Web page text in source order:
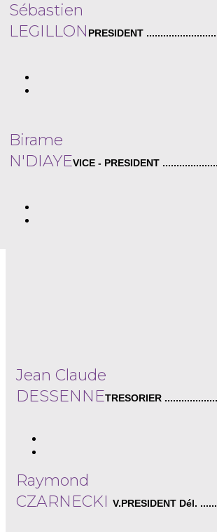
Sébastien
LEGILLON PRESIDENT .........................
Birame
N'DIAYEVICE - PRESIDENT
Jean Claude
DESSENNETRESORIER
Philippe
Raymond
CZARNECKI V.PRESIDENT Dél.